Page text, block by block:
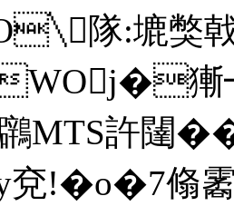
隊:塶獘
MTS許闥�
兗!�o�7翛